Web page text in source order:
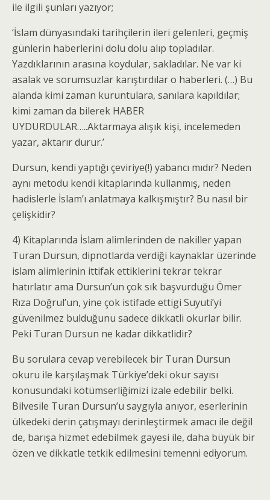
ile ilgili şunları yazıyor;
‘İslam dünyasındaki tarihçilerin ileri gelenleri, geçmiş
günlerin haberlerini dolu dolu alıp topladılar.
Yazdıklarının arasına koydular, sakladılar. Ne var ki
asalak ve sorumsuzlar karıştırdılar o haberleri. (…) Bu
alanda kimi zaman kuruntulara, sanılara kapıldılar;
kimi zaman da bilerek HABER
UYDURDULAR…..Aktarmaya alışık kişi, incelemeden
yazar, aktarır durur.’
Dursun, kendi yaptığı çeviriye(!) yabancı mıdır? Neden
aynı metodu kendi kitaplarında kullanmış, neden
hadislerle İslam’ı anlatmaya kalkışmıştır? Bu nasıl bir
çelişkidir?
4) Kitaplarında İslam alimlerinden de nakiller yapan
Turan Dursun, dipnotlarda verdiği kaynaklar üzerinde
islam alimlerinin ittifak ettiklerini tekrar tekrar
hatırlatır ama Dursun’un çok sık başvurduğu Ömer
Rıza Doğrul’un, yine çok istifade ettigi Suyuti’yi
güvenilmez bulduğunu sadece dikkatli okurlar bilir.
Peki Turan Dursun ne kadar dikkatlidir?
Bu sorulara cevap verebilecek bir Turan Dursun
okuru ile karşılaşmak Türkiye’deki okur sayısı
konusundaki kötümserliğimizi izale edebilir belki.
Bilvesile Turan Dursun’u saygıyla anıyor, eserlerinin
ülkedeki derin çatışmayı derinleştirmek amacı ile değil
de, barışa hizmet edebilmek gayesi ile, daha büyük bir
özen ve dikkatle tetkik edilmesini temenni ediyorum.